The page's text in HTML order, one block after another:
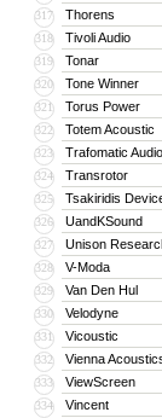
317 Thorens
318 Tivoli Audio
319 Tonar
320 Tone Winner
321 Torus Power
322 Totem Acoustic
323 Trafomatic Audio
324 Transrotor
325 Tsakiridis
326 UandKSound
327 Unison
328 V-Moda
329 Van Den Hul
330 Velodyne
331 Vicoustic
332 Vienna
333 ViewScreen
334 Vincent